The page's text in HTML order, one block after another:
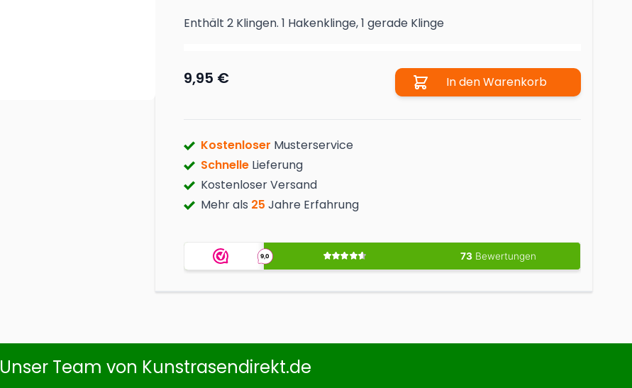
Enthält 2 Klingen. 1 Hakenklinge, 1 gerade Klinge
9,95 € Menge In den Warenkorb
Kostenloser Musterservice
Schnelle Lieferung
Kostenloser Versand
Mehr als 25 Jahre Erfahrung
Unser Team von Kunstrasendirekt.de